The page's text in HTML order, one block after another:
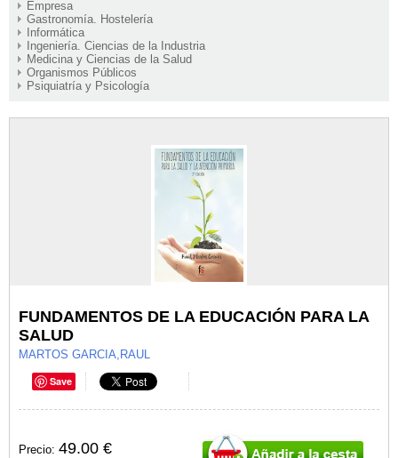
Empresa
Gastronomía. Hostelería
Informática
Ingeniería. Ciencias de la Industria
Medicina y Ciencias de la Salud
Organismos Públicos
Psiquiatría y Psicología
FUNDAMENTOS DE LA EDUCACIÓN PARA LA
SALUD
MARTOS GARCIA,RAUL
Save
Precio: 49.00 €